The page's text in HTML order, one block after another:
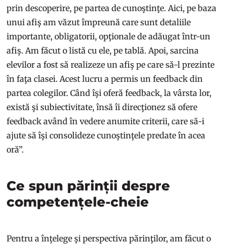
prin descoperire, pe partea de cunoştinţe. Aici, pe baza
unui afiş am văzut împreună care sunt detaliile
importante, obligatorii, opţionale de adăugat într-un
afiş. Am făcut o listă cu ele, pe tablă. Apoi, sarcina
elevilor a fost să realizeze un afiş pe care să-l prezinte
în faţa clasei. Acest lucru a permis un feedback din
partea colegilor. Când îşi oferă feedback, la vârsta lor,
există şi subiectivitate, însă îi direcţionez să ofere
feedback având în vedere anumite criterii, care să-i
ajute să îşi consolideze cunoştinţele predate în acea
oră”.
Ce spun părinții despre
competențele-cheie
Pentru a înţelege şi perspectiva părinţilor, am făcut o